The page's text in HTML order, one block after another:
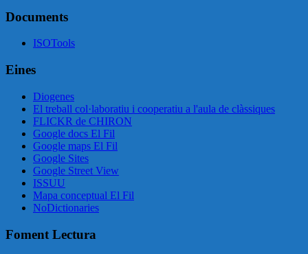
Documents
ISOTools
Eines
Diogenes
El treball col·laboratiu i cooperatiu a l'aula de clàssiques
FLICKR de CHIRON
Google docs El Fil
Google maps El Fil
Google Sites
Google Street View
ISSUU
Mapa conceptual El Fil
NoDictionaries
Foment Lectura